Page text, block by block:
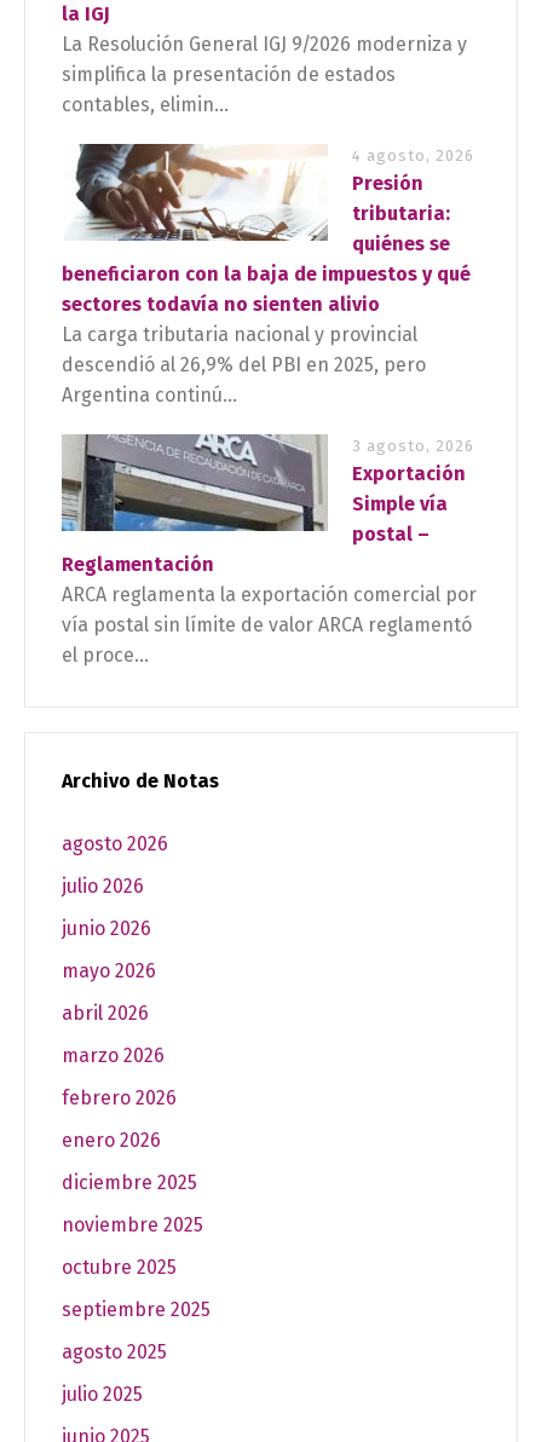
la IGJ
La Resolución General IGJ 9/2026 moderniza y
simplifica la presentación de estados
contables, elimin...
4 agosto, 2026
Presión
tributaria:
quiénes se
beneficiaron con la baja de impuestos y qué
sectores todavía no sienten alivio
La carga tributaria nacional y provincial
descendió al 26,9% del PBI en 2025, pero
Argentina continú...
3 agosto, 2026
Exportación
Simple vía
postal –
Reglamentación
ARCA reglamenta la exportación comercial por
vía postal sin límite de valor ARCA reglamentó
el proce...
Archivo de Notas
agosto 2026
julio 2026
junio 2026
mayo 2026
abril 2026
marzo 2026
febrero 2026
enero 2026
diciembre 2025
noviembre 2025
octubre 2025
septiembre 2025
agosto 2025
julio 2025
junio 2025